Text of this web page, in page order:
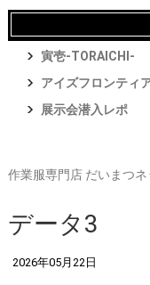
寅壱-TORAICHI-
アイズフロンティ
展示会潜入レポ
作業服専門店 だいまつ
データ3
2026年05月22日